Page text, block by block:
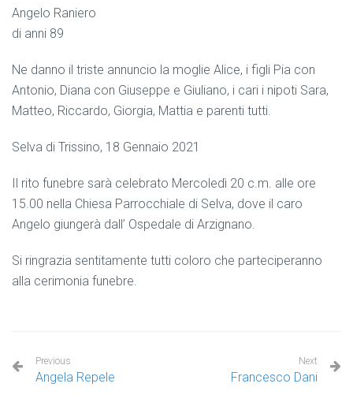
Angelo Raniero
di anni 89
Ne danno il triste annuncio la moglie Alice, i figli Pia con
Antonio, Diana con Giuseppe e Giuliano, i cari i nipoti Sara,
Matteo, Riccardo, Giorgia, Mattia e parenti tutti.
Selva di Trissino, 18 Gennaio 2021
Il rito funebre sarà celebrato Mercoledì 20 c.m. alle ore
15.00 nella Chiesa Parrocchiale di Selva, dove il caro
Angelo giungerà dall’ Ospedale di Arzignano.
Si ringrazia sentitamente tutti coloro che parteciperanno
alla cerimonia funebre.
Previous
Angela Repele
Next
Francesco Dani